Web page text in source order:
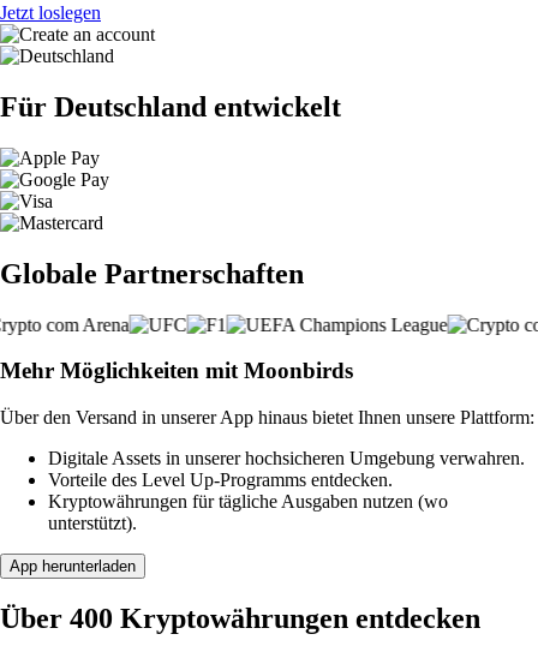
Jetzt loslegen
Für Deutschland entwickelt
Globale Partnerschaften
Mehr Möglichkeiten mit Moonbirds
Über den Versand in unserer App hinaus bietet Ihnen unsere Plattform:
Digitale Assets in unserer hochsicheren Umgebung verwahren.
Vorteile des Level Up-Programms entdecken.
Kryptowährungen für tägliche Ausgaben nutzen (wo
unterstützt).
App herunterladen
Über 400 Kryptowährungen entdecken